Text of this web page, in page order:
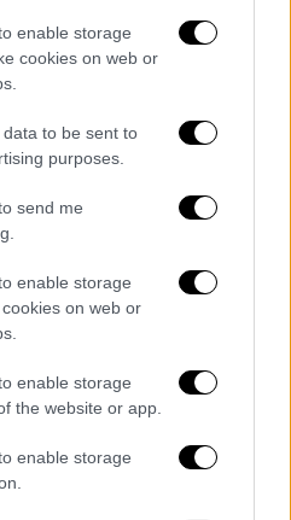
enable storage
cookies on web or
to be sent to
purposes.
send me
enable storage
on web or
enable storage
the website or app.
enable storageτης Έλενας
Σάκη Ρουβά στον